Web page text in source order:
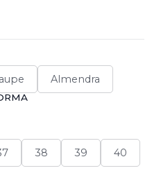
Almendra
38 39 40